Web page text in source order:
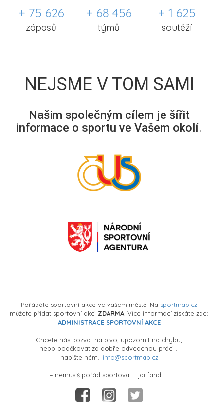
+ 75 626
zápasů
+ 68 456
týmů
+ 1 625
soutěží
NEJSME V TOM SAMI
Našim společným cílem je šířit
informace o sportu ve Vašem okolí.
Pořádáte sportovní akce ve vašem městě. Na sportmap.cz
můžete přidat sportovní akci ZDARMA . Více informací získáte zde:
ADMINISTRACE SPORTOVNÍ AKCE
Chcete nás pozvat na pivo, upozornit na chybu,
nebo poděkovat za dobře odvedenou práci ..
napište nám.. info@sportmap.cz
– nemusíš pořád sportovat .. jdi fandit -